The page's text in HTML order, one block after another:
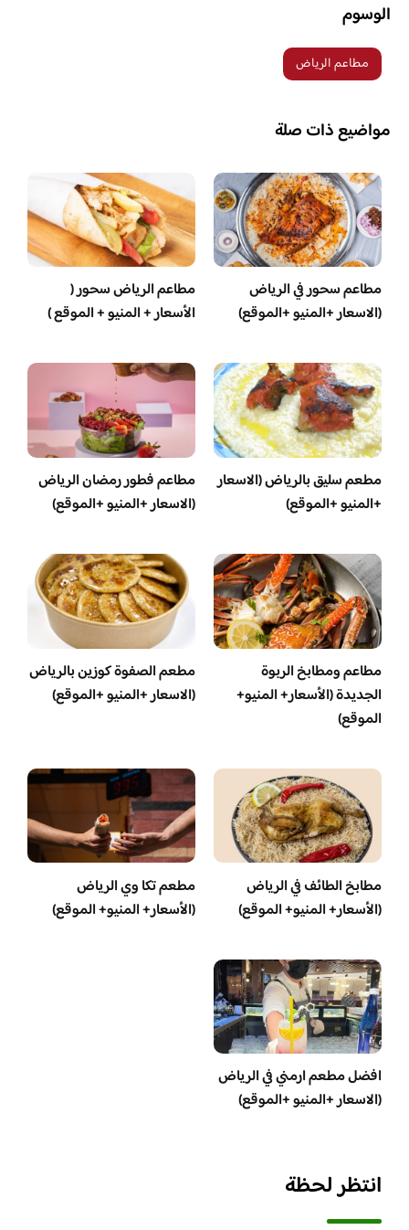
الوسوم
مطاعم الرياض
مواضيع ذات صلة
مطاعم سحور في الرياض
(الاسعار +المنيو +الموقع)
مطاعم الرياض سحور (
الأسعار + المنيو + الموقع )
مطعم سليق بالرياض (الاسعار
+المنيو +الموقع)
مطاعم فطور رمضان الرياض
(الاسعار +المنيو +الموقع)
مطاعم ومطابخ الربوة
الجديدة (الأسعار+ المنيو+
الموقع)
مطعم الصفوة كوزين بالرياض
(الاسعار +المنيو +الموقع)
مطابخ الطائف في الرياض
(الأسعار+ المنيو+ الموقع)
مطعم تكا وي الرياض
(الأسعار+ المنيو+ الموقع)
افضل مطعم ارمني في الرياض
(الاسعار +المنيو +الموقع)
انتظر لحظة